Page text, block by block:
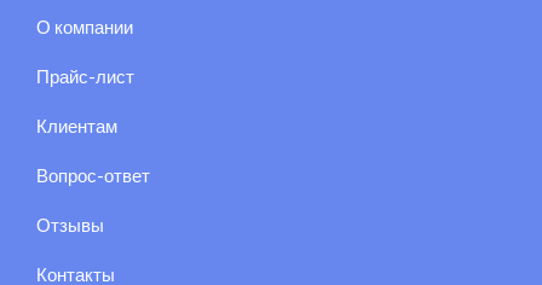
О компании
Прайс-лист
Клиентам
Вопрос-ответ
Отзывы
Контакты